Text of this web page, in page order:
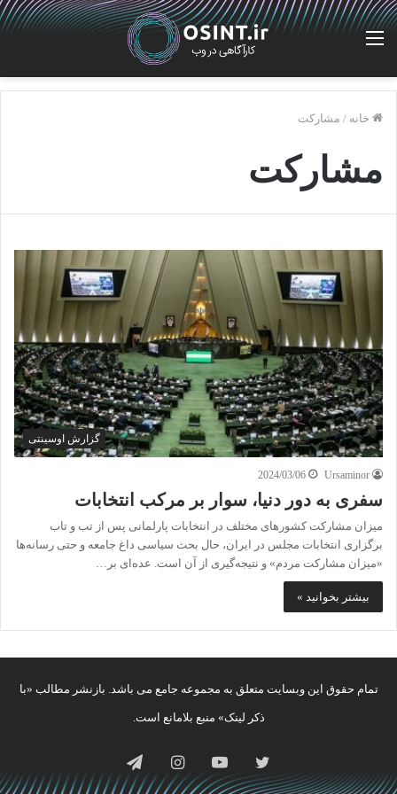
منو
خانه / مشارکت
مشارکت
گزارش اوسینتی
Ursaminor
2024/03/06
سفری به دور دنیا، سوار بر مرکب انتخابات
میزان مشارکت کشورهای مختلف در انتخابات پارلمانی پس از تب و تاب
برگزاری انتخابات مجلس در ایران، حال بحث سیاسی داغ جامعه و حتی رسانه‌ها
«میزان مشارکت مردم» و نتیجه‌گیری از آن است. عده‌ای بر…
بیشتر بخوانید »
تمام حقوق این وبسایت متعلق به مجموعه جامع می باشد. بازنشر مطالب «با
ذکر لینک» منبع بلامانع است.
توییتر یوتیوباینستاگرامتلگرام